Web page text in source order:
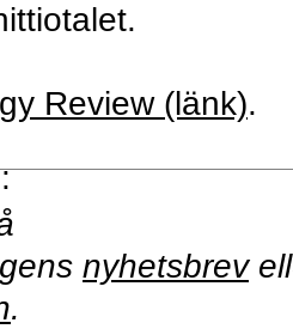
Review (länk).
nyhetsbrev
.